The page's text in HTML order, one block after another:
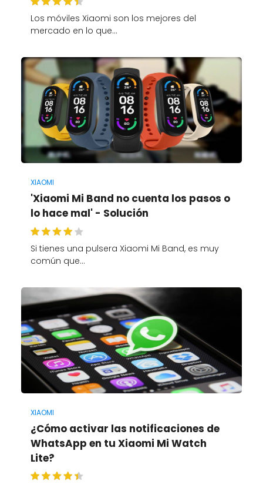
Los móviles Xiaomi son los mejores del
mercado en lo que…
XIAOMI
'Xiaomi Mi Band no cuenta los pasos o
lo hace mal' - Solución
Si tienes una pulsera Xiaomi Mi Band, es muy
común que…
XIAOMI
¿Cómo activar las notificaciones de
WhatsApp en tu Xiaomi Mi Watch
Lite?